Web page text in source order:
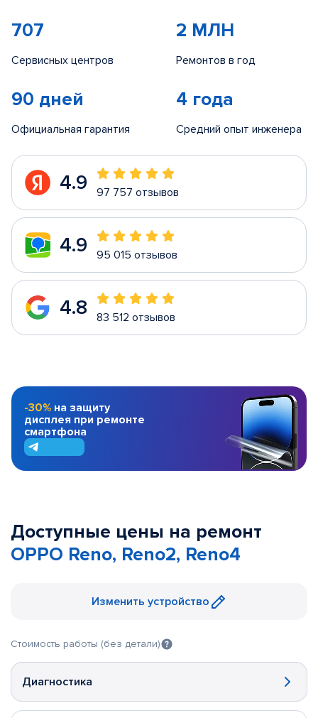
707
Сервисных центров
2 МЛН
Ремонтов в год
90 дней
Официальная гарантия
4 года
Средний опыт инженера
4.9 97 757 отзывов
4.9 95 015 отзывов
4.8 83 512 отзывов
-30% на защиту
дисплея при ремонте
смартфона
Доступные цены на ремонт
OPPO Reno, Reno2, Reno4
Изменить устройство
Стоимость работы (без детали)
Диагностика